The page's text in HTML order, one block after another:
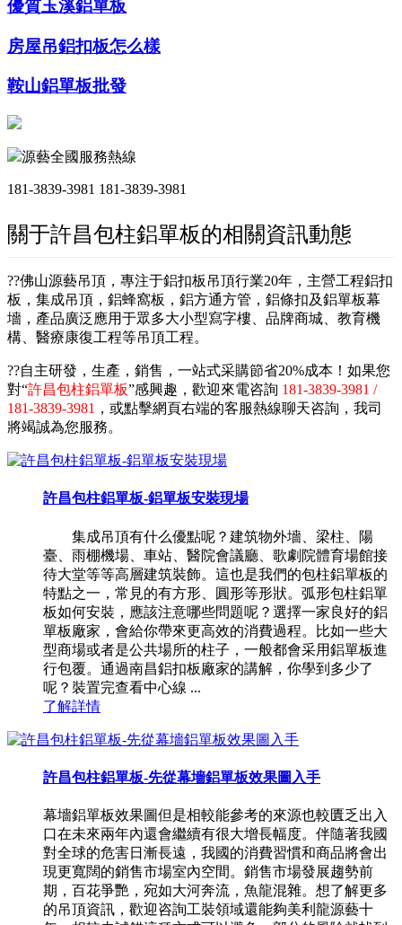
優質玉溪鋁單板
房屋吊鋁扣板怎么樣
鞍山鋁單板批發
源藝全國服務熱線
181-3839-3981 181-3839-3981
關于許昌包柱鋁單板的相關資訊動態
??佛山源藝吊頂，專注于鋁扣板吊頂行業20年，主營工程鋁扣
板，集成吊頂，鋁蜂窩板，鋁方通方管，鋁條扣及鋁單板幕
墻，產品廣泛應用于眾多大小型寫字樓、品牌商城、教育機
構、醫療康復工程等吊頂工程。
??自主研發，生產，銷售，一站式采購節省20%成本！如果您
對“許昌包柱鋁單板”感興趣，歡迎來電咨詢 181-3839-3981 /
181-3839-3981 ，或點擊網頁右端的客服熱線聊天咨詢，我司
將竭誠為您服務。
許昌包柱鋁單板-鋁單板安裝現場
集成吊頂有什么優點呢？建筑物外墻、梁柱、陽
臺、雨棚機場、車站、醫院會議廳、歌劇院體育場館接
待大堂等等高層建筑裝飾。這也是我們的包柱鋁單板的
特點之一，常見的有方形、圓形等形狀。弧形包柱鋁單
板如何安裝，應該注意哪些問題呢？選擇一家良好的鋁
單板廠家，會給你帶來更高效的消費過程。比如一些大
型商場或者是公共場所的柱子，一般都會采用鋁單板進
行包覆。通過南昌鋁扣板廠家的講解，你學到多少了
呢？裝置完查看中心線 ...
了解詳情
許昌包柱鋁單板-先從幕墻鋁單板效果圖入手
幕墻鋁單板效果圖但是相較能參考的來源也較匱乏出入
口在未來兩年內還會繼續有很大增長幅度。伴隨著我國
對全球的危害日漸長遠，我國的消費習慣和商品將會出
現更寬闊的銷售市場室內空間。銷售市場發展趨勢前
期，百花爭艷，宛如大河奔流，魚龍混雜。想了解更多
的吊頂資訊，歡迎咨詢工裝領域還能夠美利龍源藝十